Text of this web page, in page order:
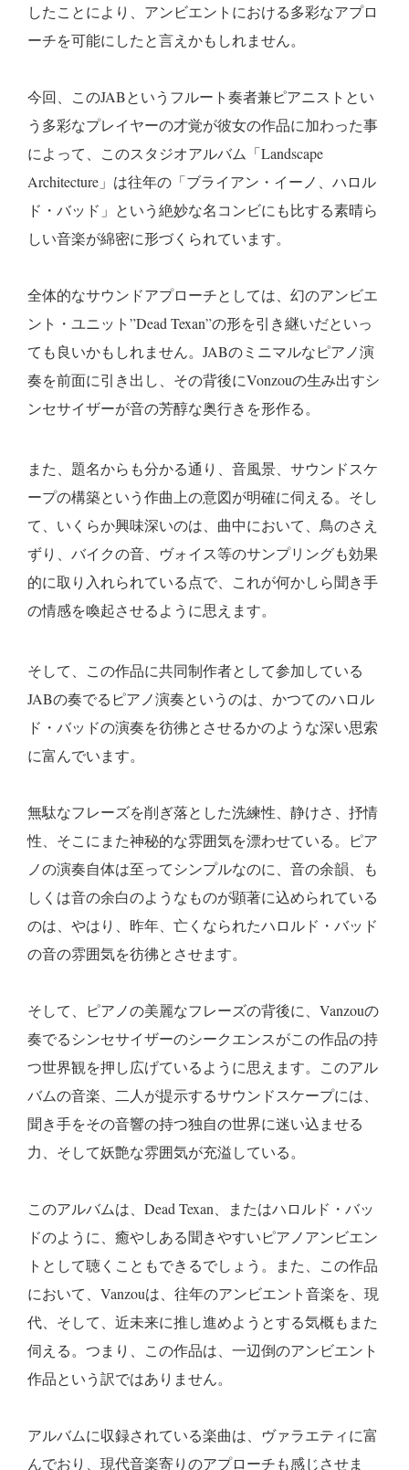
したことにより、アンビエントにおける多彩なアプロ
ーチを可能にしたと言えかもしれません。
今回、このJABというフルート奏者兼ピアニストとい
う多彩なプレイヤーの才覚が彼女の作品に加わった事
によって、このスタジオアルバム「Landscape
Architecture」は往年の「ブライアン・イーノ、ハロル
ド・バッド」という絶妙な名コンビにも比する素晴ら
しい音楽が綿密に形づくられています。
全体的なサウンドアプローチとしては、幻のアンビエ
ント・ユニット”Dead Texan”の形を引き継いだといっ
ても良いかもしれません。JABのミニマルなピアノ演
奏を前面に引き出し、その背後にVonzouの生み出すシ
ンセサイザーが音の芳醇な奥行きを形作る。
また、題名からも分かる通り、音風景、サウンドスケ
ープの構築という作曲上の意図が明確に伺える。そし
て、いくらか興味深いのは、曲中において、鳥のさえ
ずり、バイクの音、ヴォイス等のサンプリングも効果
的に取り入れられている点で、これが何かしら聞き手
の情感を喚起させるように思えます。
そして、この作品に共同制作者として参加している
JABの奏でるピアノ演奏というのは、かつてのハロル
ド・バッドの演奏を彷彿とさせるかのような深い思索
に富んでいます。
無駄なフレーズを削ぎ落とした洗練性、静けさ、抒情
性、そこにまた神秘的な雰囲気を漂わせている。ピア
ノの演奏自体は至ってシンプルなのに、音の余韻、も
しくは音の余白のようなものが顕著に込められている
のは、やはり、昨年、亡くなられたハロルド・バッド
の音の雰囲気を彷彿とさせます。
そして、ピアノの美麗なフレーズの背後に、Vanzouの
奏でるシンセサイザーのシークエンスがこの作品の持
つ世界観を押し広げているように思えます。このアル
バムの音楽、二人が提示するサウンドスケープには、
聞き手をその音響の持つ独自の世界に迷い込ませる
力、そして妖艶な雰囲気が充溢している。
このアルバムは、Dead Texan、またはハロルド・バッ
ドのように、癒やしある聞きやすいピアノアンビエン
トとして聴くこともできるでしょう。また、この作品
において、Vanzouは、往年のアンビエント音楽を、現
代、そして、近未来に推し進めようとする気概もまた
伺える。つまり、この作品は、一辺倒のアンビエント
作品という訳ではありません。
アルバムに収録されている楽曲は、ヴァラエティに富
んでおり、現代音楽寄りのアプローチも感じさせま